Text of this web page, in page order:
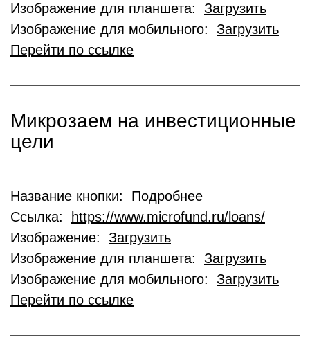
Изображение для планшета: Загрузить
Изображение для мобильного: Загрузить
Перейти по ссылке
Микрозаем на инвестиционные
цели
Название кнопки: Подробнее
Ссылка:
https://www.microfund.ru/loans/
Изображение: Загрузить
Изображение для планшета: Загрузить
Изображение для мобильного: Загрузить
Перейти по ссылке